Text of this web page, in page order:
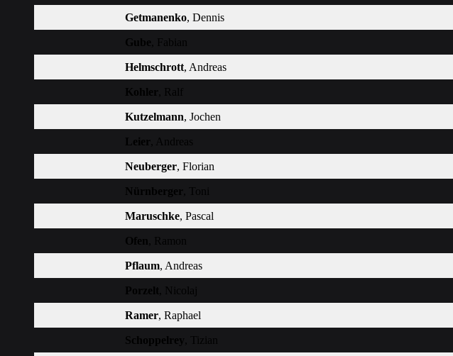
Getmanenko, Dennis
Gube , Fabian
Helmschrott, Andreas
Kohler , Ralf
Kutzelmann, Jochen
Leier , Andreas
Neuberger, Florian
Nürnberger , Toni
Maruschke, Pascal
Ofen , Ramon
Pflaum, Andreas
Porzelt , Nicolaj
Ramer, Raphael
Schoppelrey , Tizian